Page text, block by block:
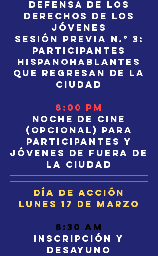
Defensa de los
derechos de los
jóvenes
Sesión previa n.° 3:
Participantes
hispanohablantes
que regresan de la
ciudad
8:00 pm
Noche de cine
(opcional) para
participantes y
jóvenes de fuera de
la ciudad
Día de acción
Lunes 17 de marzo
8:30 am
Inscripción y
desayuno